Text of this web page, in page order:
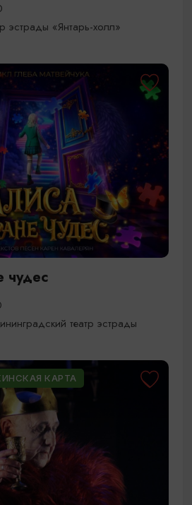
эстрады «Янтарь-холл»
чудес
театр эстрады
КАРТА